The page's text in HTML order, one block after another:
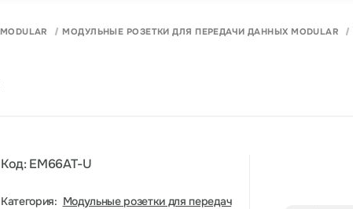
MODULAR МОДУЛЬНЫЕ РОЗЕТКИ ДЛЯ ПЕРЕДАЧИ ДАННЫХ MODULAR
Код: EM66AT-U
Категория: Модульные розетки для передач